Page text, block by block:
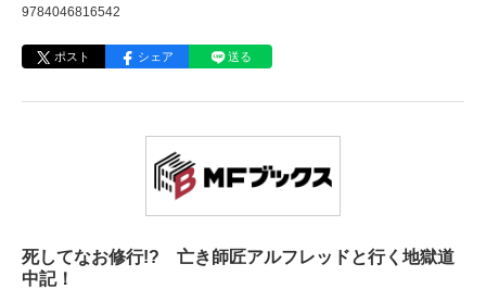
9784046816542
ポスト シェア 送る
死してなお修行!? 亡き師匠アルフレッドと行く地獄道
中記！